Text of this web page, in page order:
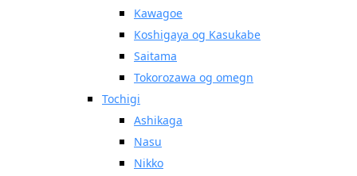
Kawagoe
Koshigaya og Kasukabe
Saitama
Tokorozawa og omegn
Tochigi
Ashikaga
Nasu
Nikko